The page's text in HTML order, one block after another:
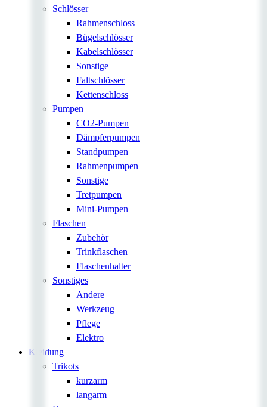
Schlösser
Rahmenschloss
Bügelschlösser
Kabelschlösser
Sonstige
Faltschlösser
Kettenschloss
Pumpen
CO2-Pumpen
Dämpferpumpen
Standpumpen
Rahmenpumpen
Sonstige
Tretpumpen
Mini-Pumpen
Flaschen
Zubehör
Trinkflaschen
Flaschenhalter
Sonstiges
Andere
Werkzeug
Pflege
Elektro
Kleidung
Trikots
kurzarm
langarm